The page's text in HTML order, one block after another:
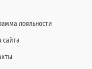
лояльности
сайта